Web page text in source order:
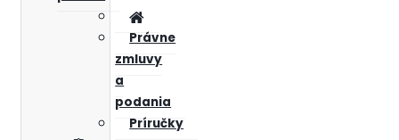
Právne
zmluvy
a
podania
Príručky